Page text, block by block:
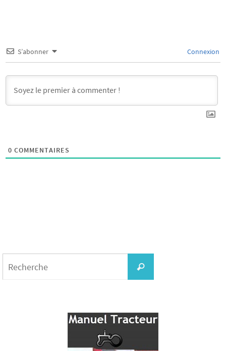
S’abonner Connexion
0 COMMENTAIRES
Recherche